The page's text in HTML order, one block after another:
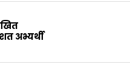
अभ्यर्थी